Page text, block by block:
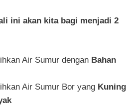
ini akan kita bagi menjadi 2
Air Sumur dengan Bahan
Air Sumur Bor yang Kuning